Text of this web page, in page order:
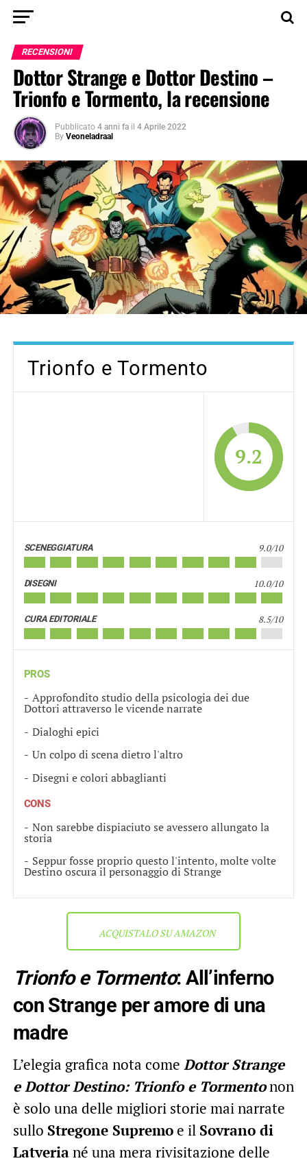
RECENSIONI
Dottor Strange e Dottor Destino –
Trionfo e Tormento, la recensione
Pubblicato 4 anni fa il 4 Aprile 2022
By Veoneladraal
Trionfo e Tormento
9.2
SCENEGGIATURA 9.0/10
DISEGNI 10.0/10
CURA EDITORIALE 8.5/10
PROS
Approfondito studio della psicologia dei due
Dottori attraverso le vicende narrate
Dialoghi epici
Un colpo di scena dietro l'altro
Disegni e colori abbaglianti
CONS
Non sarebbe dispiaciuto se avessero allungato la
storia
Seppur fosse proprio questo l'intento, molte volte
Destino oscura il personaggio di Strange
ACQUISTALO SU AMAZON
Trionfo e Tormento: All’inferno
con Strange per amore di una
madre
L’elegia grafica nota come Dottor Strange
e Dottor Destino: Trionfo e Tormentonon
è solo una delle migliori storie mai narrate
sullo Stregone Supremoe il Sovrano di
Latveriané una mera rivisitazione delle